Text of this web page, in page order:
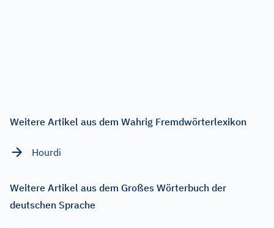
Weitere Artikel aus dem Wahrig Fremdwörterlexikon
Hourdi
Weitere Artikel aus dem Großes Wörterbuch der
deutschen Sprache